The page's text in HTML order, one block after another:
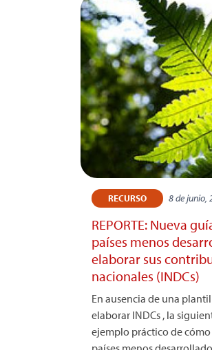
RECURSO 8 de junio,
REPORTE: Nueva
países menos
elaborar sus
nacionales (INDCs)
En ausencia de una
elaborar INDCs , la
ejemplo práctico de cómo